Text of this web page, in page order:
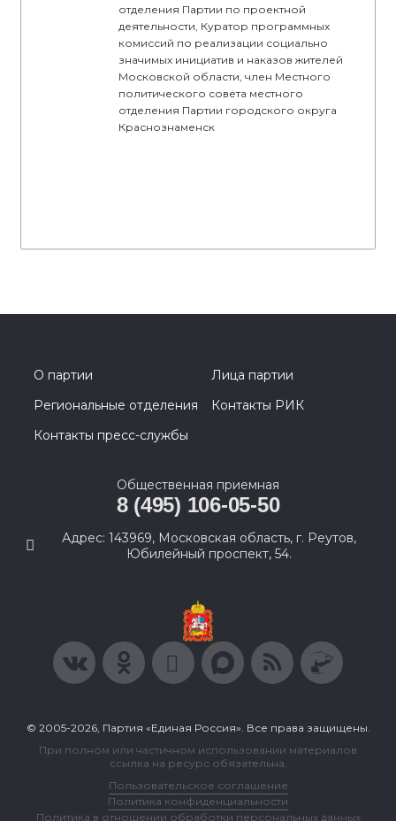
отделения Партии по проектной
деятельности, Куратор программных
комиссий по реализации социально
значимых инициатив и наказов жителей
Московской области, член Местного
политического совета местного
отделения Партии городского округа
Краснознаменск
О партии
Лица партии
Региональные отделения
Контакты РИК
Контакты пресс-службы
Общественная приемная
8 (495) 106-05-50
Адрес: 143969, Московская область, г. Реутов,
Юбилейный проспект, 54.
© 2005-2026, Партия «Единая Россия». Все права защищены.
При полном или частичном использовании материалов
ссылка на ресурс обязательна.
Пользовательское соглашение
Политика конфиденциальности
Политика в отношении обработки персональных данных